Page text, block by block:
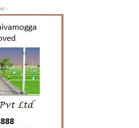
-